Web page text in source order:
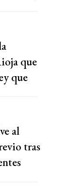
que
que
al
tras